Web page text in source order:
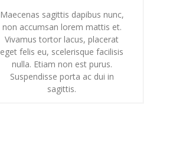
Maecenas sagittis dapibus nunc,
non accumsan lorem mattis et.
Vivamus tortor lacus, placerat
eget felis eu, scelerisque facilisis
nulla. Etiam non est purus.
Suspendisse porta ac dui in
sagittis.